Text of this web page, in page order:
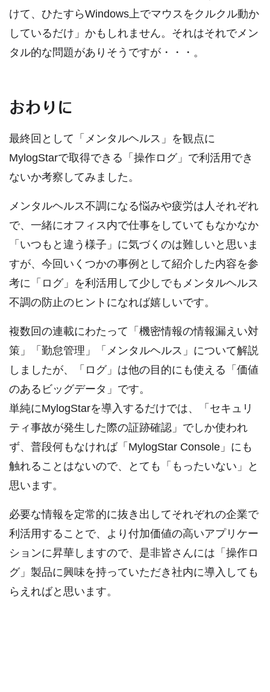
けて、ひたすらWindows上でマウスをクルクル動か
しているだけ」かもしれません。それはそれでメン
タル的な問題がありそうですが・・・。
おわりに
最終回として「メンタルヘルス」を観点に
MylogStarで取得できる「操作ログ」で利活用でき
ないか考察してみました。
メンタルヘルス不調になる悩みや疲労は人それぞれ
で、一緒にオフィス内で仕事をしていてもなかなか
「いつもと違う様子」に気づくのは難しいと思いま
すが、今回いくつかの事例として紹介した内容を参
考に「ログ」を利活用して少しでもメンタルヘルス
不調の防止のヒントになれば嬉しいです。
複数回の連載にわたって「機密情報の情報漏えい対
策」「勤怠管理」「メンタルヘルス」について解説
しましたが、「ログ」は他の目的にも使える「価値
のあるビッグデータ」です。
単純にMylogStarを導入するだけでは、「セキュリ
ティ事故が発生した際の証跡確認」でしか使われ
ず、普段何もなければ「MylogStar Console」にも
触れることはないので、とても「もったいない」と
思います。
必要な情報を定常的に抜き出してそれぞれの企業で
利活用することで、より付加価値の高いアプリケー
ションに昇華しますので、是非皆さんには「操作ロ
グ」製品に興味を持っていただき社内に導入しても
らえればと思います。